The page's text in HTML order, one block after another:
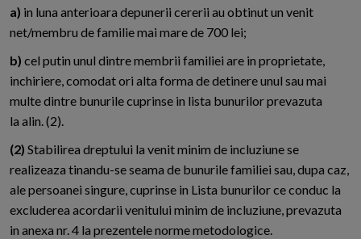
a) in luna anterioara depunerii cererii au obtinut un venit
net/membru de familie mai mare de 700 lei;
b) cel putin unul dintre membrii familiei are in proprietate,
inchiriere, comodat ori alta forma de detinere unul sau mai
multe dintre bunurile cuprinse in lista bunurilor prevazuta
la alin. (2).
(2) Stabilirea dreptului la venit minim de incluziune se
realizeaza tinandu-se seama de bunurile familiei sau, dupa caz,
ale persoanei singure, cuprinse in Lista bunurilor ce conduc la
excluderea acordarii venitului minim de incluziune, prevazuta
in anexa nr. 4 la prezentele norme metodologice.